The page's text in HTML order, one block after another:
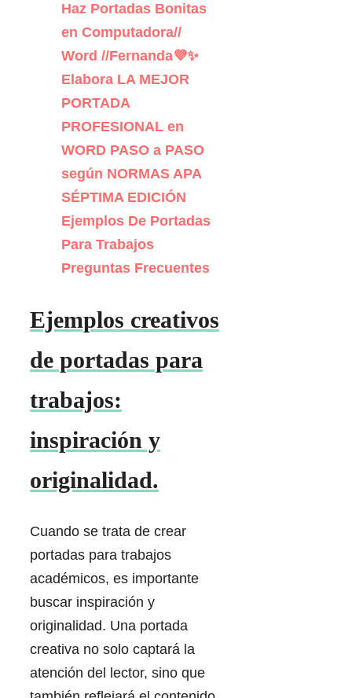
Haz Portadas Bonitas
en Computadora//
Word //Fernanda💜✨
Elabora LA MEJOR
PORTADA
PROFESIONAL en
WORD PASO a PASO
según NORMAS APA
SÉPTIMA EDICIÓN
Ejemplos De Portadas
Para Trabajos
Preguntas Frecuentes
Ejemplos creativos
de portadas para
trabajos:
inspiración y
originalidad.
Cuando se trata de crear
portadas para trabajos
académicos, es importante
buscar inspiración y
originalidad. Una portada
creativa no solo captará la
atención del lector, sino que